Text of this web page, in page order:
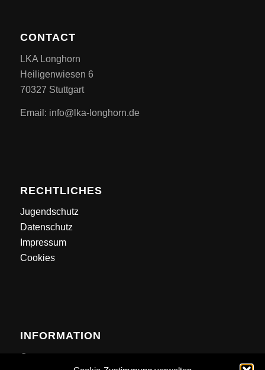
CONTACT
LKA Longhorn
Heiligenwiesen 6
70327 Stuttgart
Email: info@lka-longhorn.de
RECHTLICHES
Jugendschutz
Datenschutz
Impressum
Cookies
INFORMATION
Contact